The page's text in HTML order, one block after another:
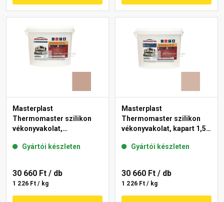
Masterplast
Thermomaster szilikon
vékonyvakolat,
13-C 25 kg
Gyártói készleten
30 660 Ft / db
1 226 Ft / kg
Masterplast
Thermomaster szilikon
vékonyvakolat, kapart 1,5
Gyártói készleten
30 660 Ft / db
1 226 Ft / kg